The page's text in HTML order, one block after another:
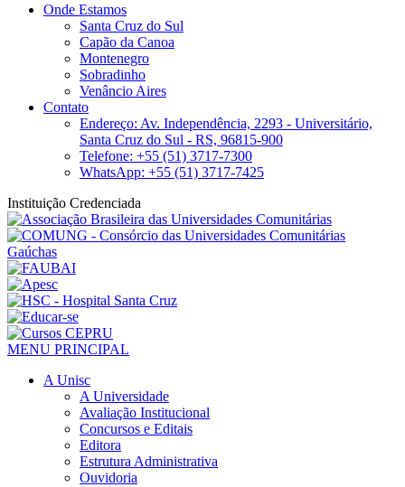
Onde Estamos
Santa Cruz do Sul
Capão da Canoa
Montenegro
Sobradinho
Venâncio Aires
Contato
Endereço: Av. Independência, 2293 - Universitário,
Santa Cruz do Sul - RS, 96815-900
Telefone: +55 (51) 3717-7300
WhatsApp: +55 (51) 3717-7425
Instituição Credenciada
MENU PRINCIPAL
A Unisc
A Universidade
Avaliação Institucional
Concursos e Editais
Editora
Estrutura Administrativa
Ouvidoria